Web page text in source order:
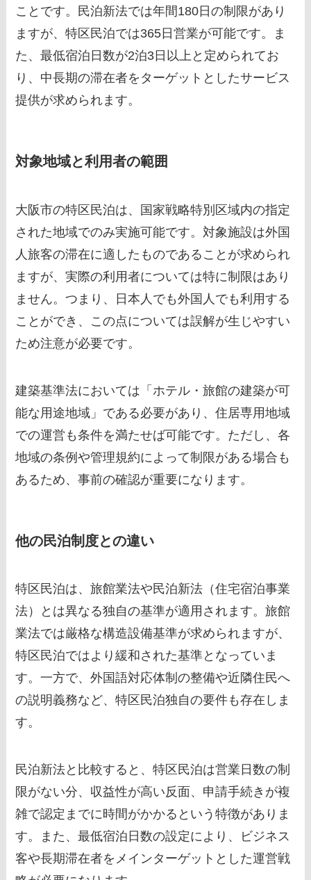
ことです。民泊新法では年間180日の制限があり
ますが、特区民泊では365日営業が可能です。ま
た、最低宿泊日数が2泊3日以上と定められてお
り、中長期の滞在者をターゲットとしたサービス
提供が求められます。
対象地域と利用者の範囲
大阪市の特区民泊は、国家戦略特別区域内の指定
された地域でのみ実施可能です。対象施設は外国
人旅客の滞在に適したものであることが求められ
ますが、実際の利用者については特に制限はあり
ません。つまり、日本人でも外国人でも利用する
ことができ、この点については誤解が生じやすい
ため注意が必要です。
建築基準法においては「ホテル・旅館の建築が可
能な用途地域」である必要があり、住居専用地域
での運営も条件を満たせば可能です。ただし、各
地域の条例や管理規約によって制限がある場合も
あるため、事前の確認が重要になります。
他の民泊制度との違い
特区民泊は、旅館業法や民泊新法（住宅宿泊事業
法）とは異なる独自の基準が適用されます。旅館
業法では厳格な構造設備基準が求められますが、
特区民泊ではより緩和された基準となっていま
す。一方で、外国語対応体制の整備や近隣住民へ
の説明義務など、特区民泊独自の要件も存在しま
す。
民泊新法と比較すると、特区民泊は営業日数の制
限がない分、収益性が高い反面、申請手続きが複
雑で認定までに時間がかかるという特徴がありま
す。また、最低宿泊日数の設定により、ビジネス
客や長期滞在者をメインターゲットとした運営戦